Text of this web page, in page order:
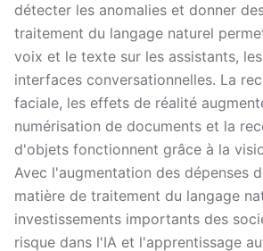
détecter les anomalies et donner
traitement du langage naturel
voix et le texte sur les assistants,
interfaces conversationnelles. La
faciale, les effets de réalité
numérisation de documents et la
d'objets fonctionnent grâce à la
Avec l'augmentation des dépenses
matière de traitement du langage
investissements importants des
risque dans l'IA et l'apprentissage